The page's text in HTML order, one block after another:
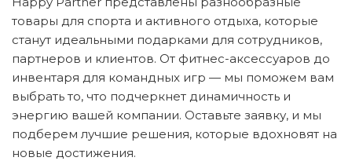
товары для спорта и активного отдыха, которые
станут идеальными подарками для сотрудников,
партнеров и клиентов. От фитнес-аксессуаров до
инвентаря для командных игр — мы поможем вам
выбрать то, что подчеркнет динамичность и
энергию вашей компании. Оставьте заявку, и мы
подберем лучшие решения, которые вдохновят на
новые достижения.